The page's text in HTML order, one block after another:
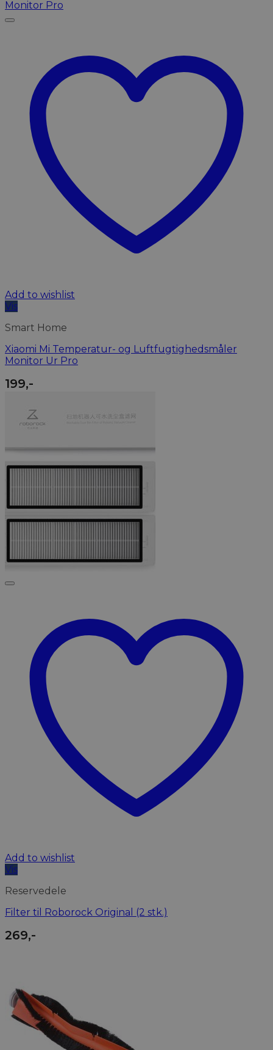
Add to wishlist
Vis
Smart Home
Xiaomi Mi Temperatur- og Luftfugtighedsmåler
Monitor Ur Pro
199,-
Add to wishlist
Vis
Reservedele
Filter til Roborock Original (2 stk.)
269,-